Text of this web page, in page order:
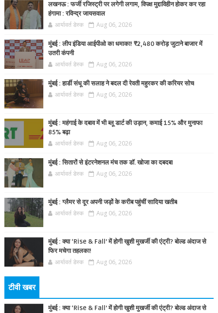
लखनऊ : फर्जी रजिस्ट्री पर लगेगी लगाम, विपक्ष मुद्दाविहीन होकर कर रहा
हंगामा : रविन्द्र जायसवाल
आर्यावर्त डेस्क Aug 06, 2026
मुंबई : लीप इंडिया आईपीओ का धमाका! ₹2,480 करोड़ जुटाने बाजार में
उतरी कंपनी
आर्यावर्त डेस्क Aug 06, 2026
मुंबई : हार्डी संधू की सलाह ने बदल दी रेवती महुरकर की करियर सोच
आर्यावर्त डेस्क Aug 06, 2026
मुंबई : महंगाई के दबाव में भी ब्लू डार्ट की उड़ान, कमाई 15% और मुनाफा
85% बढ़ा
आर्यावर्त डेस्क Aug 06, 2026
मुंबई : सितारों से इंटरनेशनल मंच तक डॉ. खोजा का दबदबा
आर्यावर्त डेस्क Aug 06, 2026
मुंबई : ग्लैमर से दूर अपनी जड़ों के करीब पहुंचीं सादिया खतीब
आर्यावर्त डेस्क Aug 06, 2026
मुंबई : क्या ‘Rise & Fall’ में होगी खुशी मुखर्जी की एंट्री? बोल्ड अंदाज से
फिर मचेगा तहलका!
आर्यावर्त डेस्क Aug 06, 2026
टीवी खबर
मुंबई : क्या ‘Rise & Fall’ में होगी खुशी मुखर्जी की एंट्री? बोल्ड अंदाज से